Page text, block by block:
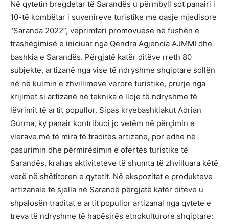
Në qytetin bregdetar të Sarandës u përmbyll sot panairi i
10-të kombëtar i suvenireve turistike me qasje mjedisore
“Saranda 2022”, veprimtari promovuese në fushën e
trashëgimisë e iniciuar nga Qendra Agjencia AJMMI dhe
bashkia e Sarandës. Përgjatë katër ditëve rreth 80
subjekte, artizanë nga vise të ndryshme shqiptare sollën
në në kulmin e zhvillimeve verore turistike, prurje nga
krijimet si artizanë në teknika e lloje të ndryshme të
lëvrimit të artit popullor. Sipas kryebashkiakut Adrian
Gurma, ky panair kontribuoi jo vetëm në përçimin e
vlerave më të mira të traditës artizane, por edhe në
pasurimin dhe përmirësimin e ofertës turistike të
Sarandës, krahas aktiviteteve të shumta të zhvilluara këtë
verë në shëtitoren e qytetit. Në ekspozitat e produkteve
artizanale të sjella në Sarandë përgjatë katër ditëve u
shpalosën traditat e artit popullor artizanal nga qytete e
treva të ndryshme të hapësirës etnokulturore shqiptare: